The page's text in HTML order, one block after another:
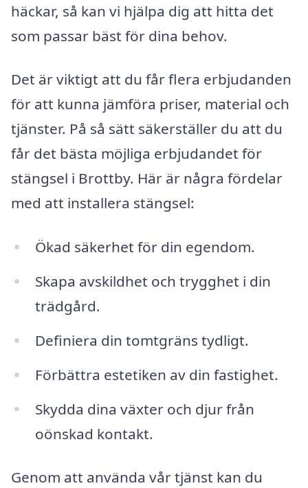
häckar, så kan vi hjälpa dig att hitta det
som passar bäst för dina behov.
Det är viktigt att du får flera erbjudanden
för att kunna jämföra priser, material och
tjänster. På så sätt säkerställer du att du
får det bästa möjliga erbjudandet för
stängsel i Brottby. Här är några fördelar
med att installera stängsel:
Ökad säkerhet för din egendom.
Skapa avskildhet och trygghet i din
trädgård.
Definiera din tomtgräns tydligt.
Förbättra estetiken av din fastighet.
Skydda dina växter och djur från
oönskad kontakt.
Genom att använda vår tjänst kan du